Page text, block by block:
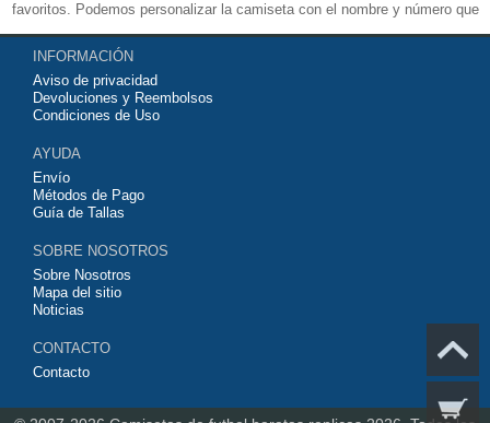
favoritos. Podemos personalizar la camiseta con el nombre y número que
quieras. Nuestrascamisetas de futbol replicasson de máxima calidad
tailandesa por lo que estamos convencidos que quedarás muy satisfecho
con ella. Estas camisetas tienen un tejido transpirable por lo que te
servirán para jugar al fútbol o simplemente para animar a tu equipo
contáctanos y haremos lo posible para conseguirtela lo más barata
posible.
INFORMACIÓN
Aviso de privacidad
Devoluciones y Reembolsos
Condiciones de Uso
AYUDA
Envío
Métodos de Pago
Guía de Tallas
SOBRE NOSOTROS
Sobre Nosotros
Mapa del sitio
Noticias
CONTACTO
Contacto